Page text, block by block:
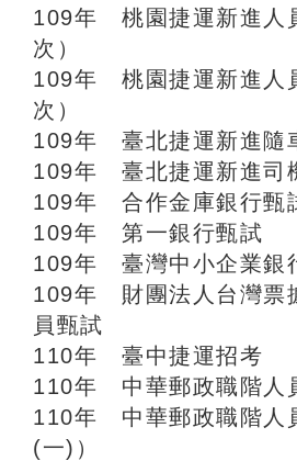
109年 桃園捷運新進人
次）
109年 桃園捷運新進人
次）
109年 臺北捷運新進隨
109年 臺北捷運新進司
109年 合作金庫銀行甄
109年 第一銀行甄試
109年 臺灣中小企業銀
109年 財團法人台灣票
員甄試
110年 臺中捷運招考
110年 中華郵政職階人
110年 中華郵政職階人
(一)）